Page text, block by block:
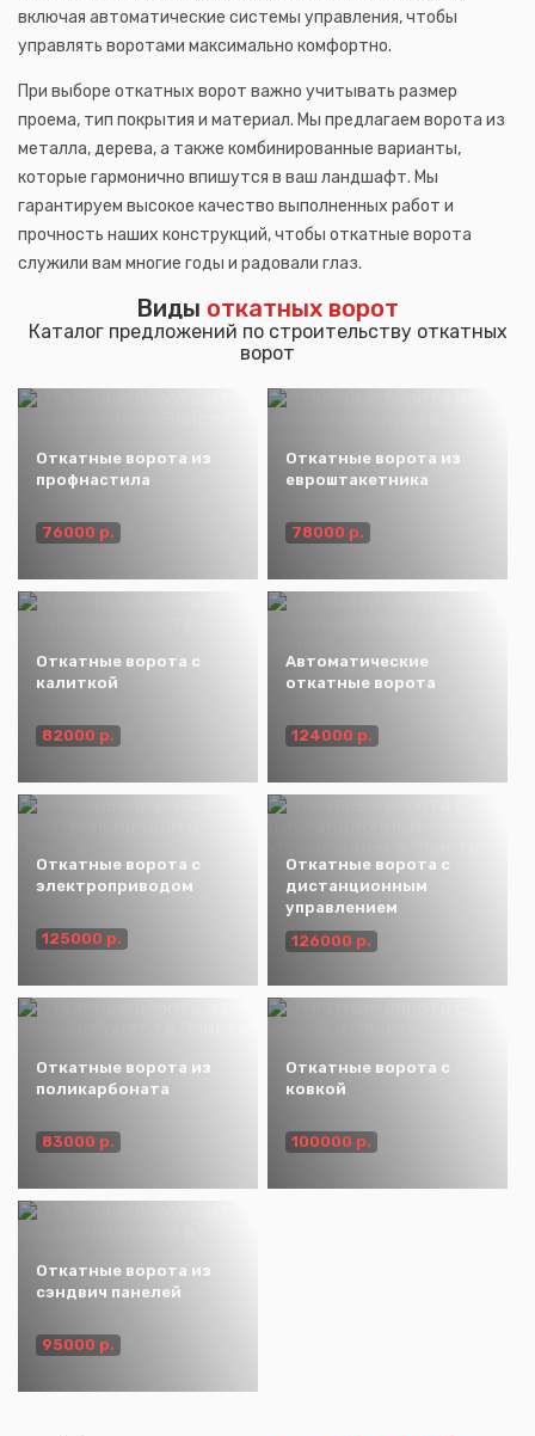
включая автоматические системы управления, чтобы
управлять воротами максимально комфортно.
При выборе откатных ворот важно учитывать размер
проема, тип покрытия и материал. Мы предлагаем ворота из
металла, дерева, а также комбинированные варианты,
которые гармонично впишутся в ваш ландшафт. Мы
гарантируем высокое качество выполненных работ и
прочность наших конструкций, чтобы откатные ворота
служили вам многие годы и радовали глаз.
Виды откатных ворот
Каталог предложений по строительству откатных
ворот
Откатные ворота из
профнастила
76000 р.
Откатные ворота из
евроштакетника
78000 р.
Откатные ворота с
калиткой
82000 р.
Автоматические
откатные ворота
124000 р.
Откатные ворота с
электроприводом
125000 р.
Откатные ворота с
дистанционным
управлением
126000 р.
Откатные ворота из
поликарбоната
83000 р.
Откатные ворота с
ковкой
100000 р.
Откатные ворота из
сэндвич панелей
95000 р.